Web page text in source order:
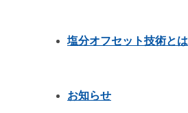
塩分オフセット技術とは
お知らせ